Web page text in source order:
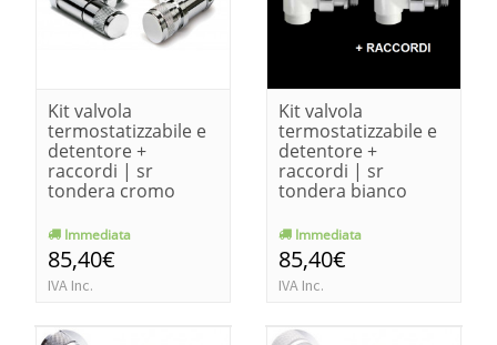
Kit valvola
termostatizzabile e
detentore +
raccordi | sr
tondera cromo
Immediata
85,40€
IVA Inc.
Kit valvola
termostatizzabile e
detentore +
raccordi | sr
tondera bianco
Immediata
85,40€
IVA Inc.